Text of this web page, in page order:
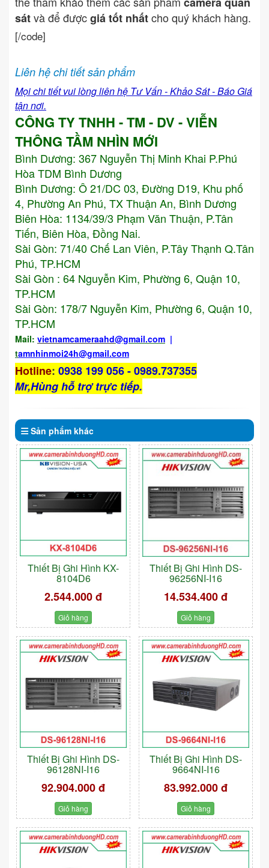
sátvà để đượcgiá tốt nhấtcho quý khách hàng.
[/code]
Liên hệ chi tiết sản phẩm
Mọi chi tiết vui lòng liên hệ Tư Vấn - Khảo Sát - Báo Giá
tận nơi.
CÔNG TY TNHH - TM - DV - VIỄN
THÔNG TẦM NHÌN MỚI
Bình Dương: 367 Nguyễn Thị Minh Khai P.Phú
Hòa TDM Bình Dương
Bình Dương: Ô 21/DC 03, Đường D19, Khu phố
4, Phường An Phú, TX Thuận An, Bình Dương
Biên Hòa: 1134/39/3 Phạm Văn Thuận, P.Tân
Tiến, Biên Hòa, Đồng Nai.
Sài Gòn: 71/40 Chế Lan Viên, P.Tây Thạnh Q.Tân
Phú, TP.HCM
Sài Gòn : 64 Nguyễn Kim, Phường 6, Quận 10,
TP.HCM
Sài Gòn: 178/7 Nguyễn Kim, Phường 6, Quận 10,
TP.HCM
Mail: vietnamcameraahd@gmail.com |
tamnhinmoi24h@gmail.com
Hotline: 0938 199 056 - 0989.737355
Mr,Hùng hỗ trợ trực tiếp.
Sản phẩm khác
Thiết Bị Ghi Hình KX-
8104D6
2.544.000 đ
Giỏ hàng
Thiết Bị Ghi Hình DS-
96256NI-I16
14.534.400 đ
Giỏ hàng
Thiết Bị Ghi Hình DS-
96128NI-I16
92.904.000 đ
Giỏ hàng
Thiết Bị Ghi Hình DS-
9664NI-I16
83.992.000 đ
Giỏ hàng